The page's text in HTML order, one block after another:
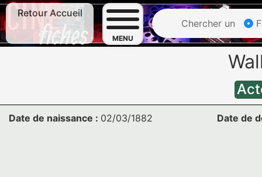
Retour Accueil
MENU
Chercher un
Date de naissance : 02/03/1882 Date de